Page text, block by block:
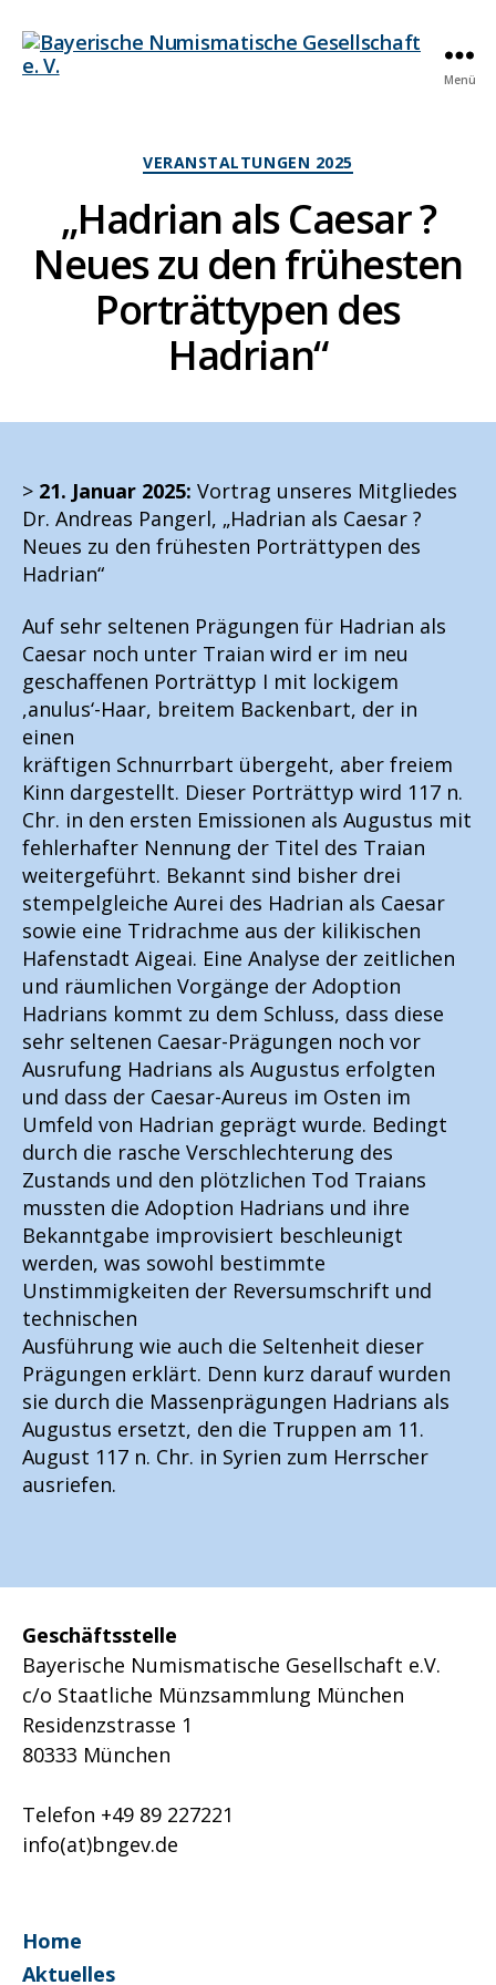
Menü
Kategorien
VERANSTALTUNGEN 2025
„Hadrian als Caesar ?
Neues zu den frühesten
Porträttypen des
Hadrian“
> 21. Januar 2025: Vortrag unseres Mitgliedes
Dr. Andreas Pangerl, „Hadrian als Caesar ?
Neues zu den frühesten Porträttypen des
Hadrian“
Auf sehr seltenen Prägungen für Hadrian als
Caesar noch unter Traian wird er im neu
geschaffenen Porträttyp I mit lockigem
,anulus‘-Haar, breitem Backenbart, der in
einen
kräftigen Schnurrbart übergeht, aber freiem
Kinn dargestellt. Dieser Porträttyp wird 117 n.
Chr. in den ersten Emissionen als Augustus mit
fehlerhafter Nennung der Titel des Traian
weitergeführt. Bekannt sind bisher drei
stempelgleiche Aurei des Hadrian als Caesar
sowie eine Tridrachme aus der kilikischen
Hafenstadt Aigeai. Eine Analyse der zeitlichen
und räumlichen Vorgänge der Adoption
Hadrians kommt zu dem Schluss, dass diese
sehr seltenen Caesar-Prägungen noch vor
Ausrufung Hadrians als Augustus erfolgten
und dass der Caesar-Aureus im Osten im
Umfeld von Hadrian geprägt wurde. Bedingt
durch die rasche Verschlechterung des
Zustands und den plötzlichen Tod Traians
mussten die Adoption Hadrians und ihre
Bekanntgabe improvisiert beschleunigt
werden, was sowohl bestimmte
Unstimmigkeiten der Reversumschrift und
technischen
Ausführung wie auch die Seltenheit dieser
Prägungen erklärt. Denn kurz darauf wurden
sie durch die Massenprägungen Hadrians als
Augustus ersetzt, den die Truppen am 11.
August 117 n. Chr. in Syrien zum Herrscher
ausriefen.
Geschäftsstelle
Bayerische Numismatische Gesellschaft e.V.
c/o Staatliche Münzsammlung München
Residenzstrasse 1
80333 München
Telefon +49 89 227221
info(at)bngev.de
Home
Aktuelles